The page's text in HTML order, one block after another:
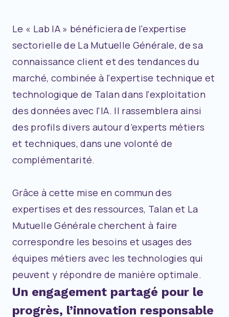
Le « Lab IA » bénéficiera de l'expertise
sectorielle de La Mutuelle Générale, de sa
connaissance client et des tendances du
marché, combinée à l'expertise technique et
technologique de Talan dans l'exploitation
des données avec l'IA. Il rassemblera ainsi
des profils divers autour d’experts métiers
et techniques, dans une volonté de
complémentarité.
Grâce à cette mise en commun des
expertises et des ressources, Talan et La
Mutuelle Générale cherchent à faire
correspondre les besoins et usages des
équipes métiers avec les technologies qui
peuvent y répondre de manière optimale.
Un engagement partagé pour le
progrès, l’innovation responsable